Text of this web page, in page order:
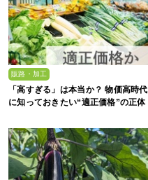
販路・加工
「高すぎる」は本当か？ 物価高時代
に知っておきたい“適正価格”の正体